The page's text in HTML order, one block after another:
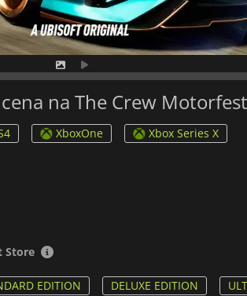
na The Crew
XboxOne
Xbox Series X
Store
EDITION DELUXE EDITION